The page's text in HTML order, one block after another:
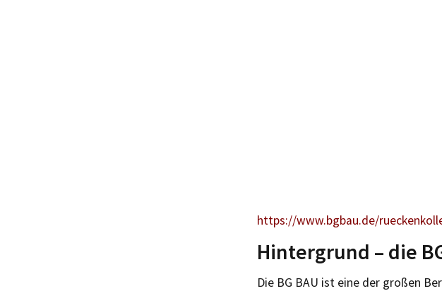
https://www.bgbau.de/
Hintergrund – die
Die BG BAU ist eine der großen